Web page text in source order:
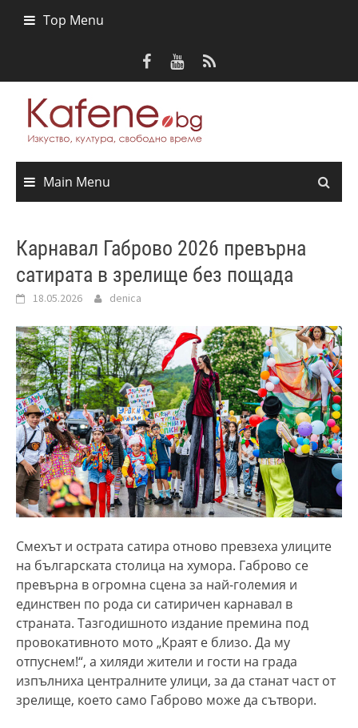
Top Menu
Main Menu
Карнавал Габрово 2026 превърна
сатирата в зрелище без пощада
18.05.2026 denica
Смехът и острата сатира отново превзеха улиците
на българската столица на хумора. Габрово се
превърна в огромна сцена за най-големия и
единствен по рода си сатиричен карнавал в
страната. Тазгодишното издание премина под
провокативното мото „Краят е близо. Да му
отпуснем!“, а хиляди жители и гости на града
изпълниха централните улици, за да станат част от
зрелище, което само Габрово може да сътвори.